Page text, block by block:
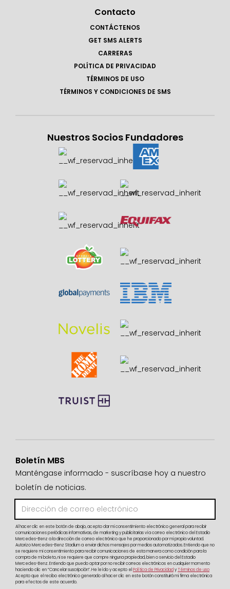
Contacto
CONTÁCTENOS
GET SMS ALERTS
CARRERAS
POLÍTICA DE PRIVACIDAD
TÉRMINOS DE USO
TÉRMINOS Y CONDICIONES DE SMS
Nuestros Socios Fundadores
Boletín MBS
Manténgase informado - suscríbase hoy a nuestro
boletín de noticias.
Al hacer clic en este botón de abajo, acepto dar mi consentimiento electrónico general para recibir
comunicaciones periódicas informativas, de marketing y publicitarias vía correo electrónico del Estadio
Mercedes-Benz a la dirección de correo electrónico que he proporcionado por mi propia voluntad.
Autorizo Mercedes-Benz Stadium a enviar dichos mensajes por medios automatizados. Entiendo que no
se requiere mi consentimiento para recibir comunicaciones de esta manera como condición para la
compra de mi boleto, ni se requiere que compre ninguna propiedad, bien o servicio del Estadio
Mercedes-Benz. Entiendo que puedo optar por no recibir correos electrónicos en cualquier momento
haciendo clic en “Cancelar suscripción”. He leído y acepto el Política de PrivacidadyTérminos de uso
Acepto que el recibo electrónico generado al hacer clic en este botón constituirá mi firma electrónica
para efectos de este acuerdo.